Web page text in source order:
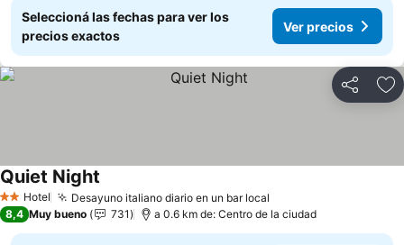
Seleccioná las fechas para ver los
precios exactos
Ver precios
Compartir
2 Estrellas
Hotel Desayuno italiano diario en un bar local
Quiet Night
8,4 Muy bueno 731 a 0.6 km de: Centro de la ciudad